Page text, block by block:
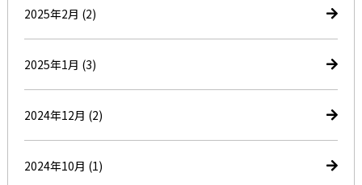
2025年2月 (2)
2025年1月 (3)
2024年12月 (2)
2024年10月 (1)